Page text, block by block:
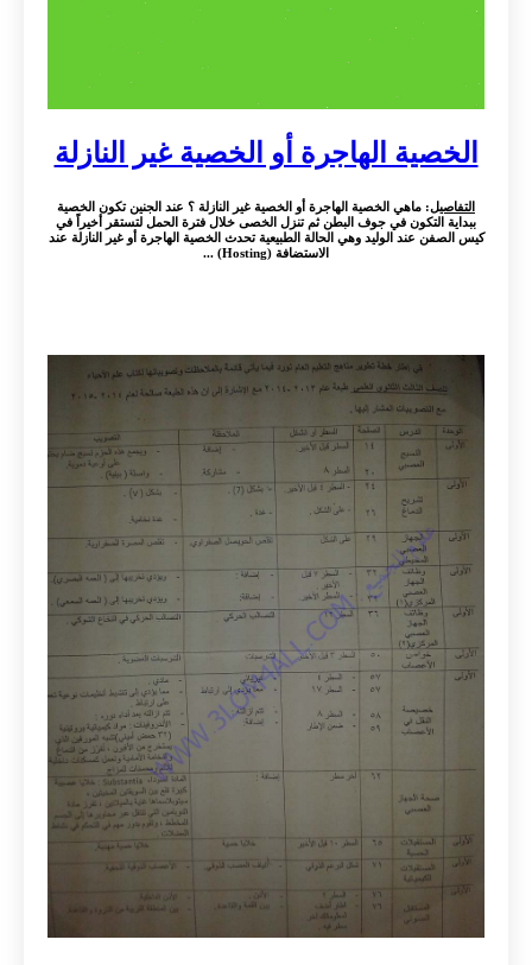
الخصية الهاجرة أو الخصية غير النازلة
التفاصيل: ماهي الخصية الهاجرة أو الخصية غير النازلة ؟ عند الجنين تكون الخصية
ببداية التكون في جوف البطن ثم تنزل الخصى خلال فترة الحمل لتستقر أخيراً في
كيس الصفن عند الوليد وهي الحالة الطبيعية تحدث الخصية الهاجرة أو غير النازلة عند
الاستضافة (Hosting) ...